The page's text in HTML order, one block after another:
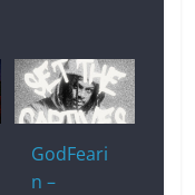
GodFeari
n –